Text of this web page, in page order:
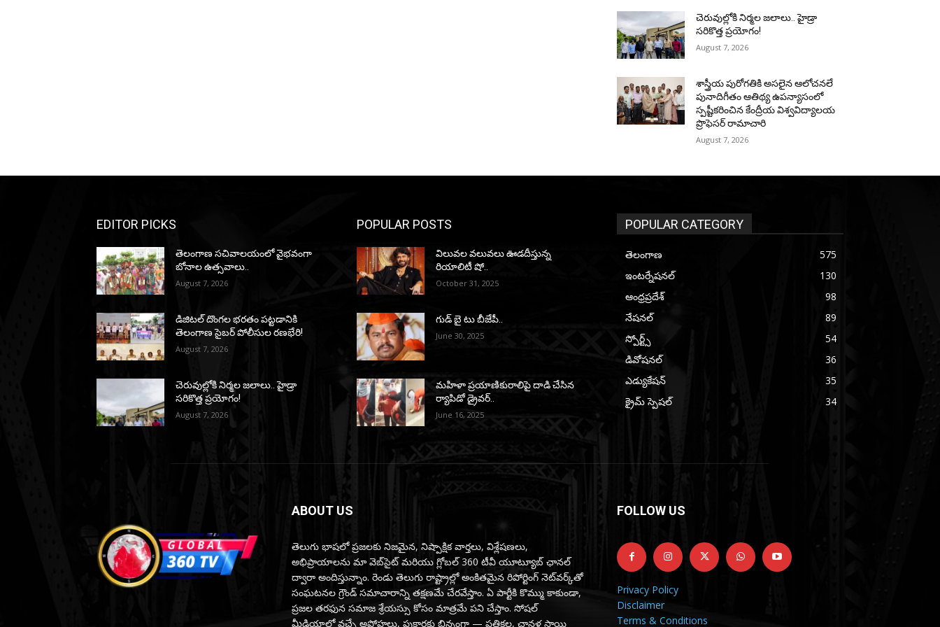
చెరువుల్లోకి నిర్మల జలాలు.. హైడ్రా
సరికొత్త ప్రయోగం!
August 7, 2026
శాస్త్రీయ పురోగతికి అసలైన ఆలోచనలే
పునాదిగీతం ఆతిథ్య ఉపన్యాసంలో
స్పష్టీకరించిన కేంద్రీయ విశ్వవిద్యాలయ
ప్రొఫెసర్ రామాచారి
August 7, 2026
EDITOR PICKS
తెలంగాణ సచివాలయంలో వైభవంగా
బోనాల ఉత్సవాలు..
August 7, 2026
డిజిటల్ దొంగల భరతం పట్టడానికి
తెలంగాణ సైబర్ పోలీసుల రణభేరి!
August 7, 2026
చెరువుల్లోకి నిర్మల జలాలు.. హైడ్రా
సరికొత్త ప్రయోగం!
August 7, 2026
POPULAR POSTS
విలువల వలువలు ఊడదీస్తున్న
రియాలిటీ షో..
October 31, 2025
గుడ్ బై టు బీజేపీ..
June 30, 2025
మహిళా ప్రయాణికురాలిపై దాడి చేసిన
ర్యాపిడో డ్రైవర్‌..
June 16, 2025
POPULAR CATEGORY
తెలంగాణ
575
ఇంటర్నేషనల్
130
ఆంధ్రప్రదేశ్
98
నేషనల్
89
స్పోర్ట్స్
54
డివోషనల్
36
ఎడ్యుకేషన్
35
క్రైమ్ స్పెషల్
34
ABOUT US
తెలుగు భాషలో ప్రజలకు నిజమైన, నిష్పాక్షిక వార్తలు, విశ్లేషణలు,
అభిప్రాయాలను మా వెబ్‌సైట్ మరియు గ్లోబల్ 360 టీవీ యూట్యూబ్ ఛానల్
ద్వారా అందిస్తున్నాం. రెండు తెలుగు రాష్ట్రాల్లో అంకితమైన రిపోర్టింగ్ నెట్‌వర్క్‌తో
సంఘటనల గ్రౌండ్ సమాచారాన్ని తక్షణమే చేరవేస్తాం. ఏ పార్టీకి కొమ్ము కాకుండా,
ప్రజల తరఫున సమాజ శ్రేయస్సు కోసం మాత్రమే పని చేస్తాం. సోషల్
మీడియాలో వచ్చే అపోహలు, పుకార్లకు భిన్నంగా — పత్రికల, చానళ్ల స్థాయి
FOLLOW US
Privacy Policy
Disclaimer
Terms & Conditions